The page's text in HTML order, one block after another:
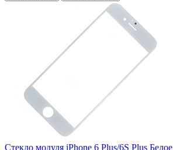
Стекло модуля iPhone 6 Plus/6S Plus Белое